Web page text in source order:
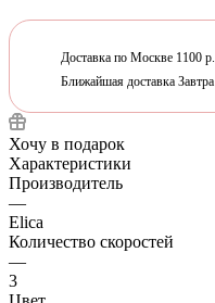
Доставка по Москве 1100 р.
Ближайшая доставка Завтра
Хочу в подарок
Характеристики
Производитель
—
Elica
Количество скоростей
—
3